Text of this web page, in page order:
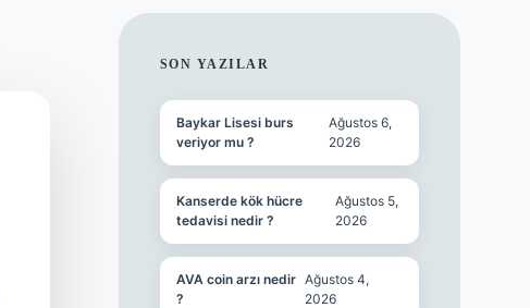
SIDEBAR
SON YAZILAR
Baykar Lisesi burs
veriyor mu ?
Ağustos 6,
2026
Kanserde kök hücre
tedavisi nedir ?
Ağustos 5,
2026
AVA coin arzı nedir
?
Ağustos 4,
2026